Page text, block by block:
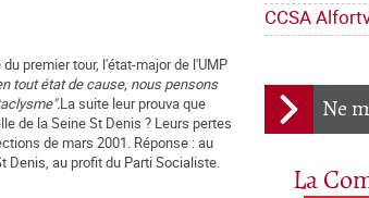
CCSA
Ne
La
du premier tour, l'état-major de l'UMP
tout état de cause, nous pensons
La suite leur prouva que
de la Seine St Denis ? Leurs pertes
de mars 2001. Réponse : au
Denis, au profit du Parti Socialiste.